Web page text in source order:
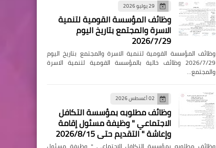
29 يوليو 2026
وظائف المؤسسة القومية لتنمية
الاسرة والمجتمع بتاريخ اليوم
2026/7/29
وظائف المؤسسة القومية لتنمية الاسرة والمجتمع بتاريخ اليوم
2026/7/29 وظائف خالية بالمؤسسة القومية لتنمية الاسرة
والمجتمع…
02 أغسطس 2026
وظائف مطلوبه بمؤسسة التكافل
الاجتماعي " وظيفة مسئول إقامة
وإعاشة " التقديم حتى 2026/8/15